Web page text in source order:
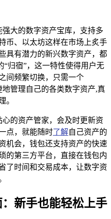
强大的数字资产宝库，支持多
币、以太坊这样在市场上炙手
具有潜力的新兴数字资产，都
“归宿”，这一特性使得用户无
间频繁切换，只需一个
管理自己的各类数字资产,真
。
心的资产管家，会及时更新资
点，就能随时了解自己资产的
机会，钱包还支持资产的快速
的第三方平台，直接在钱包内
了时间和交易成本，让数字资
新手也能轻松上手